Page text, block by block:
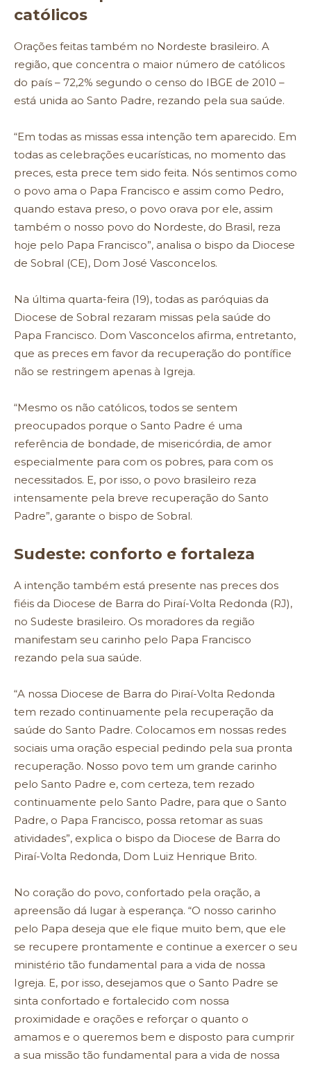
católicos
Orações feitas também no Nordeste brasileiro. A
região, que concentra o maior número de católicos
do país – 72,2% segundo o censo do IBGE de 2010 –
está unida ao Santo Padre, rezando pela sua saúde.
“Em todas as missas essa intenção tem aparecido. Em
todas as celebrações eucarísticas, no momento das
preces, esta prece tem sido feita. Nós sentimos como
o povo ama o Papa Francisco e assim como Pedro,
quando estava preso, o povo orava por ele, assim
também o nosso povo do Nordeste, do Brasil, reza
hoje pelo Papa Francisco”, analisa o bispo da Diocese
de Sobral (CE), Dom José Vasconcelos.
Na última quarta-feira (19), todas as paróquias da
Diocese de Sobral rezaram missas pela saúde do
Papa Francisco. Dom Vasconcelos afirma, entretanto,
que as preces em favor da recuperação do pontífice
não se restringem apenas à Igreja.
“Mesmo os não católicos, todos se sentem
preocupados porque o Santo Padre é uma
referência de bondade, de misericórdia, de amor
especialmente para com os pobres, para com os
necessitados. E, por isso, o povo brasileiro reza
intensamente pela breve recuperação do Santo
Padre”, garante o bispo de Sobral.
Sudeste: conforto e fortaleza
A intenção também está presente nas preces dos
fiéis da Diocese de Barra do Piraí-Volta Redonda (RJ),
no Sudeste brasileiro. Os moradores da região
manifestam seu carinho pelo Papa Francisco
rezando pela sua saúde.
“A nossa Diocese de Barra do Piraí-Volta Redonda
tem rezado continuamente pela recuperação da
saúde do Santo Padre. Colocamos em nossas redes
sociais uma oração especial pedindo pela sua pronta
recuperação. Nosso povo tem um grande carinho
pelo Santo Padre e, com certeza, tem rezado
continuamente pelo Santo Padre, para que o Santo
Padre, o Papa Francisco, possa retomar as suas
atividades”, explica o bispo da Diocese de Barra do
Piraí-Volta Redonda, Dom Luiz Henrique Brito.
No coração do povo, confortado pela oração, a
apreensão dá lugar à esperança. “O nosso carinho
pelo Papa deseja que ele fique muito bem, que ele
se recupere prontamente e continue a exercer o seu
ministério tão fundamental para a vida de nossa
Igreja. E, por isso, desejamos que o Santo Padre se
sinta confortado e fortalecido com nossa
proximidade e orações e reforçar o quanto o
amamos e o queremos bem e disposto para cumprir
a sua missão tão fundamental para a vida de nossa